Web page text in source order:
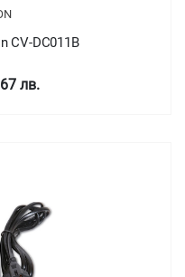
CV-DC011B
лв.